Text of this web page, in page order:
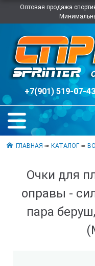
Оптовая продажа
+7(901) 519-07-
ГЛАВНАЯ ➠КАТАЛОГ ➠
Очки для
оправы -
пара